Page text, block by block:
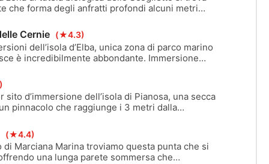
che forma degli anfratti profondi alcuni metri
Cernie (★4.3)
dell’isola d’Elba, unica zona di parco marino
è incredibilmente abbondante. Immersione
d’immersione dell’isola di Pianosa, una secca
pinnacolo che raggiunge i 3 metri dalla
(★4.4)
Marciana Marina troviamo questa punta che si
una lunga parete sommersa che